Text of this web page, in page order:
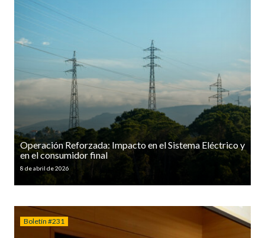
Operación Reforzada: Impacto en el Sistema Eléctrico y
en el consumidor final
8 de abril de 2026
Boletín #231